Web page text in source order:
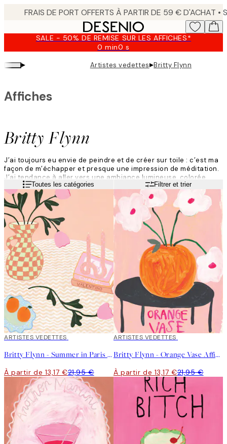
content.SALE - 50% DE REMISE SUR LES AFFICHES*
0 min0 s
Valable
jusqu'au
:
▸ Artistes vedettes▸Britty Flynn
Britty Flynn
Affiches
J’ai toujours eu envie de peindre et de créer sur toile : c’est ma
façon de m’échapper et presque une impression de méditation.
J’ai tendance à aller vers une ambiance lumineuse, colorée,
énergique et fantaisiste.
Je ne pense pas trop à ce que je vais peindre et je ne fais que
jouer avec les idées qui me viennent naturellement dans
l’instant. Il y a toujours de l’inspiration, il suffit de la découvrir.
Lire la suiteToutes les catégories Filtrer et trier
40%*
ARTISTES VEDETTES
Britty Flynn - Summer in Paris Affiche
À partir de 13,17 €21,95 €
40%*
ARTISTES VEDETTES
Britty Flynn - Orange Vase Affiche
À partir de 13,17 €21,95 €